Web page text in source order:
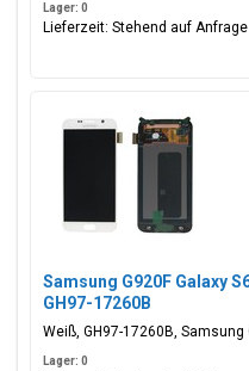
Lager: 0
Lieferzeit: Stehend auf Anfrage
Samsung G920F Galaxy
GH97-17260B
Weiß, GH97-17260B, Samsung
Lager: 0